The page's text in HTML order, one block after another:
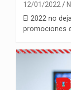
12/01/2022
El 2022 no
promociones